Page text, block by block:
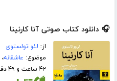
🎧 دانلود کتاب صوتی آنا کارنینا
از: لئو تولستوی
موضوع: عاشقانه،
۴۲ ساعت و ۴۹ دقیقه